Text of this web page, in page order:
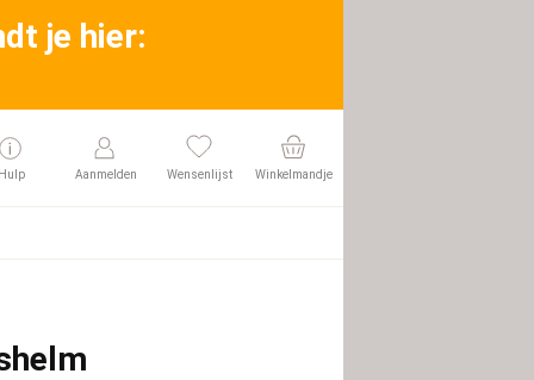
je hier:
Hulp Aanmelden Wensenlijst Winkelmandje